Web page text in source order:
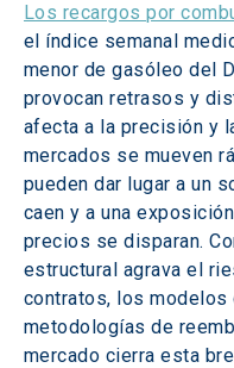
Los recargos por
el índice semanal
menor de gasóleo del
provocan retrasos y
afecta a la precisión y
mercados se mueven
pueden dar lugar a un
caen y a una
precios se disparan.
estructural agrava el
contratos, los
metodologías de
mercado cierra esta